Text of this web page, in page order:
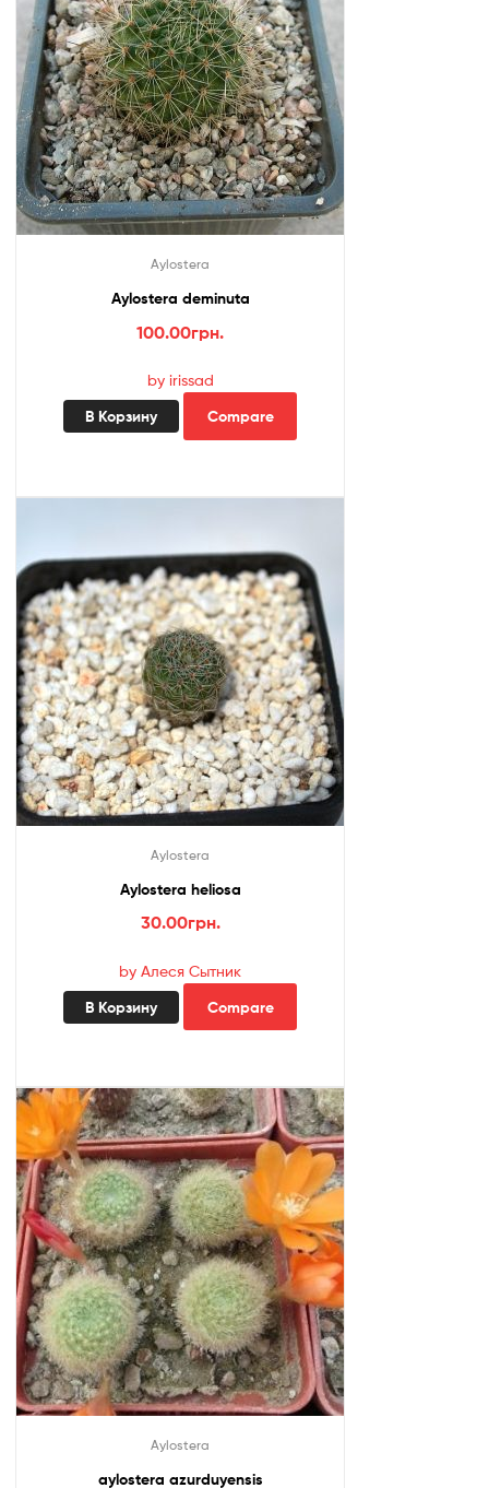
Aylostera
Aylostera deminuta
100.00грн.
by irissad
В Корзину Compare
Aylostera
Aylostera heliosa
30.00грн.
by Алеся Сытник
В Корзину Compare
Aylostera
aylostera azurduyensis